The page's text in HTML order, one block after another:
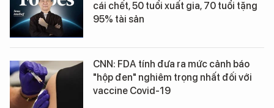
cái chết, 50 tuổi xuất gia, 70 tuổi tặng
95% tài sản
CNN: FDA tính đưa ra mức cảnh báo
"hộp đen" nghiêm trọng nhất đối với
vaccine Covid-19